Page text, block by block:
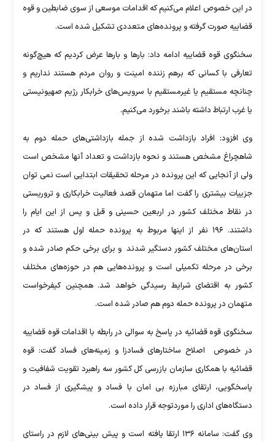
در این خصوص اعلام می‌کنیم که اقدامات موسعی از سوی ضابطین و قوه
قضاییه صورت گرفته و پرونده‌های متعددی تشکیل شده است.
سخنگوی قوه قضاییه ادامه داد: بارها و بارها عرض کردیم که هیچ‌گونه
تعارفی با کسانی که برهم زننده امینت و روان مردم هستند نداریم و
چنانچه مستقیم یا غیرمستقیم با سرویس‌های خرابکار رژیم صهیونیستی
یا غرب ارتباط داشته باشند برخورد می‌کنیم.
وی افزود: افراد بازداشت شده از جمله بازداشتی‌های حمله دوم به
شاهچراغ مشخص هستند و نحوه بازداشت و تعداد آنها مشخص است
ولی از آنجایی که این پرونده در مرحله تحقیقات ابتدایی است نمی توان
جزییات بیشتری را گفت اما متهمان قصد فعالیت خرابکاری و تروریستی
در نقاط مختلف کشور در اربعین حسینی و قبل و پس از این ایام را
داشتند. ۱۹۶ نفر از اینها مربوط به پرونده حمله اول هستند که در
استان‌های مختلف کشور دستگیر شدند و برای برخی حکم صادر شده و
برخی در مرحله تکمیلی است و پرونده‌هایی هم در حوزه‌های مختلف
کشور به اقتضای شرایط رسیدگی خواهد شد. همچنین کیفرخواست
متهمان در پرونده حمله دوم هم صادر شده است.
سخنگوی قوه قضائیه در پاسخ به سوالی در رابطه با اقدامات قوه قضاییه
در خصوص اصلاح ساختارهای فسادزا و زمینه‌های فساد گفت: قوه
قضائیه با همکاری سازمان بازرسی کل کشور سه راهبرد تقویت شفافیت و
پاسخگویی، ارتقای مبارزه بی امان با فساد و پیشگیری از فساد در
دستگاه‌های اداری را موردتوجه قرار داده است.
وی گفت: سامانه ۱۳۶ ارتقا یافته است و پیش بینی‌های لازم در راستای